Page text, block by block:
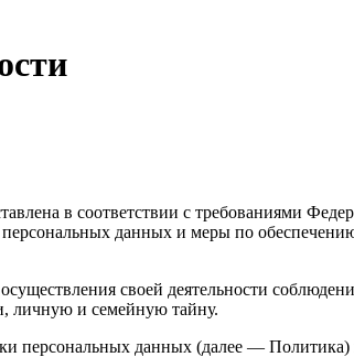
в соответствии с требованиями
персональных данных и меры по
своей деятельности
личную и семейную тайну.
персональных данных (далее —